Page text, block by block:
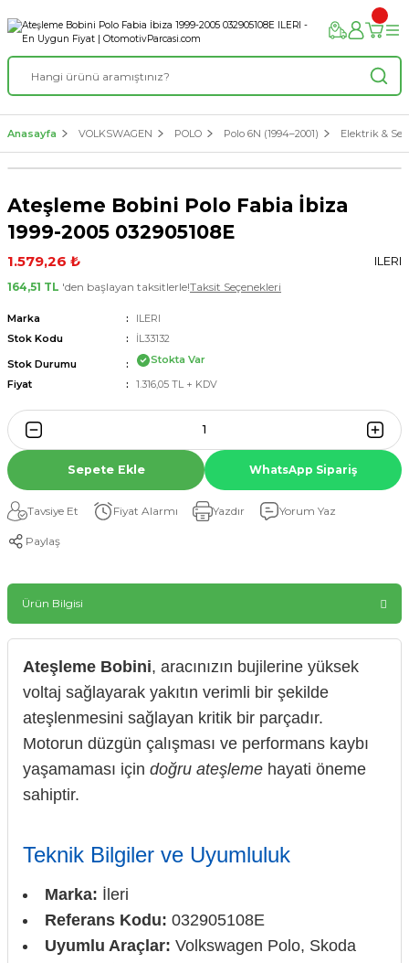
Anasayfa VOLKSWAGEN POLO Polo 6N (1994–2001) Elektrik &
Ateşleme Bobini Polo Fabia İbiza
1999-2005 032905108E
1.579,26 ₺
ILERI
164,51 TL 'den başlayan taksitlerle!Taksit Seçenekleri
Marka
ILERI
Stok Kodu
İL33132
Stok Durumu
Stokta Var
Fiyat
1.316,05 TL + KDV
Sepete Ekle WhatsApp Sipariş
Tavsiye Et Fiyat Alarmı Yazdır Yorum Yaz
Paylaş
Ürün Bilgisi
Ateşleme Bobini, aracınızın bujilerine yüksek
voltaj sağlayarak yakıtın verimli bir şekilde
ateşlenmesini sağlayan kritik bir parçadır.
Motorun düzgün çalışması ve performans kaybı
yaşamaması için doğru ateşleme hayati öneme
sahiptir.
Teknik Bilgiler ve Uyumluluk
Marka: İleri
Referans Kodu: 032905108E
Uyumlu Araçlar: Volkswagen Polo, Skoda